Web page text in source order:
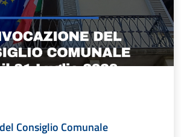
Consiglio Comunale